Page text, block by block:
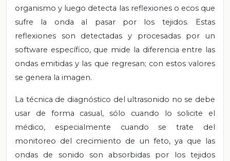
organismo y luego detecta las reflexiones o ecos que
sufre la onda al pasar por los tejidos. Estas
reflexiones son detectadas y procesadas por un
software específico, que mide la diferencia entre las
ondas emitidas y las que regresan; con estos valores
se genera la imagen.
La técnica de diagnóstico del ultrasonido no se debe
usar de forma casual, sólo cuando lo solicite el
médico, especialmente cuando se trate del
monitoreo del crecimiento de un feto, ya que las
ondas de sonido son absorbidas por los tejidos